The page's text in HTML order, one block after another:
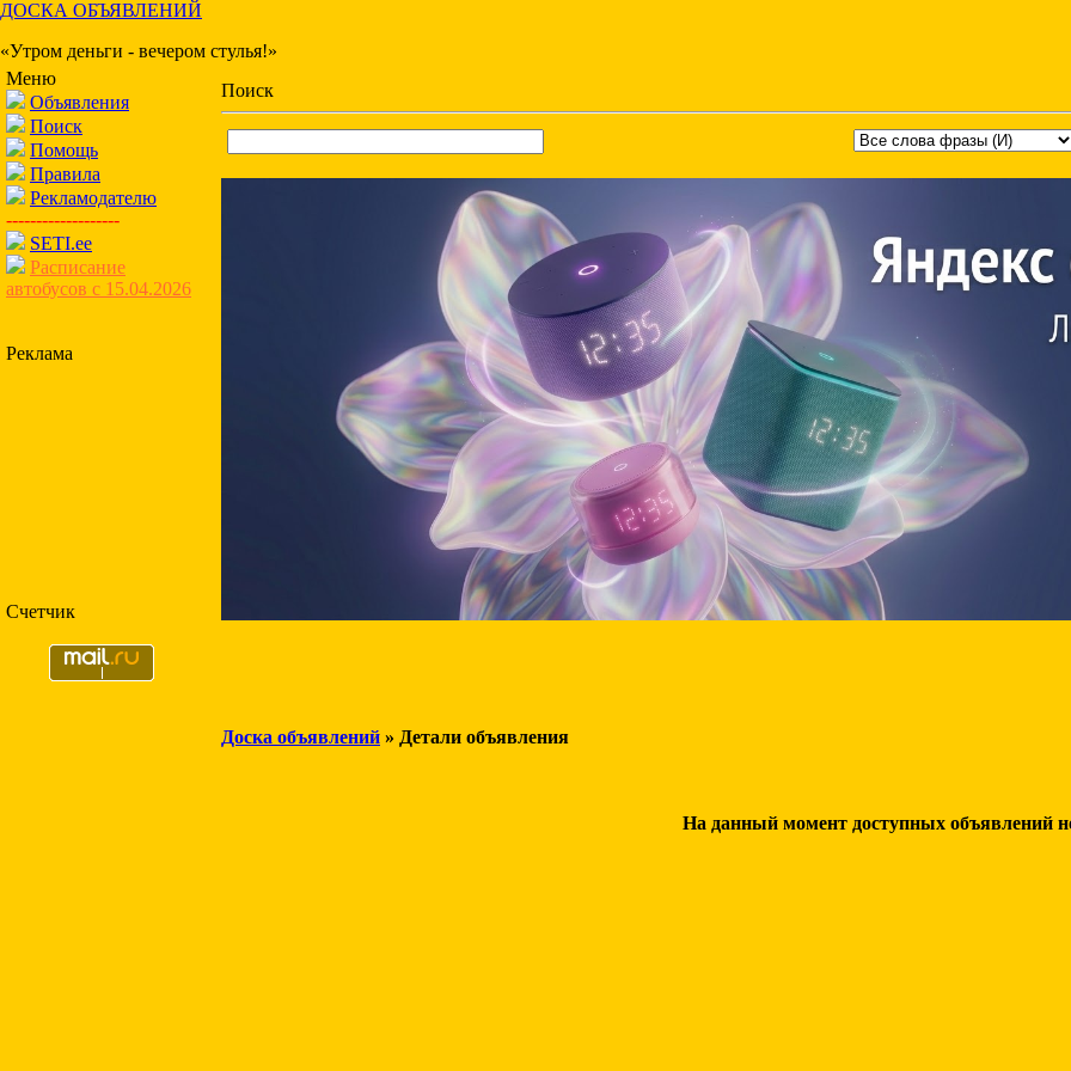
ДОСКА ОБЪЯВЛЕНИЙ
«Утром деньги - вечером стулья!»
Меню
Объявления
Поиск
Помощь
Правила
Рекламодателю
-------------------
SETI.ee
Расписание
автобусов с 15.04.2026
Реклама
Счетчик
Поиск
Доска объявлений » Детали объявления
На данный момент доступных объявлений